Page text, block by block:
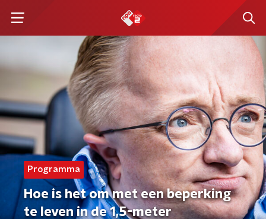
Programma
Hoe is het om met een beperking
te leven in de 1,5-meter